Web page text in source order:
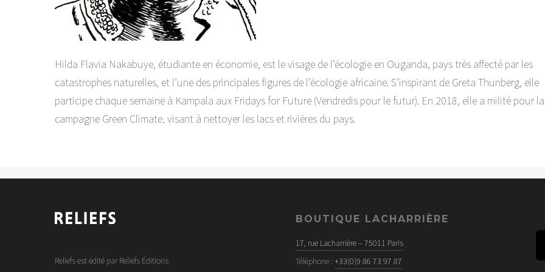
Hilda Flavia Nakabuye, étudiante en économie, est le visage de l’écologie en Ouganda, pays très affecté par les
catastrophes naturelles, et l’une des principales figures de l’écologie africaine. S’inspirant de Greta Thunberg, elle
participe chaque semaine à Kampala aux Fridays for Future (Vendredis pour le futur). En 2018, elle a milité pour la
campagne Green Climate, visant à nettoyer les lacs et rivières du pays.
Reliefs est édité par Reliefs Éditions
BOUTIQUE LACHARRIÈRE
17, rue Lacharrière – 75011 Paris
Téléphone : +33(0)9 86 73 97 87